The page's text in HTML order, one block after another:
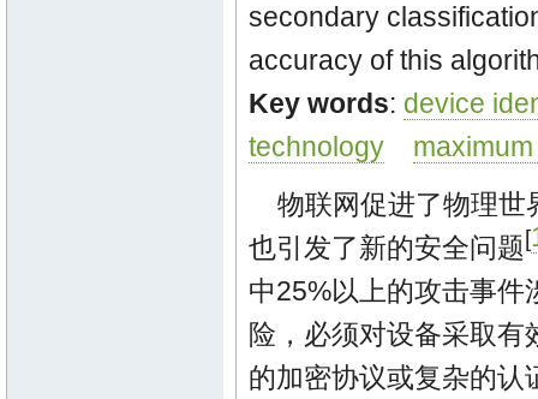
secondary
accuracy of this
Key words: device
technology
物联网促进了物理世
也引发了新的安全问题[
中25%以上的攻击事件
险，必须对设备采取有
的加密协议或复杂的认